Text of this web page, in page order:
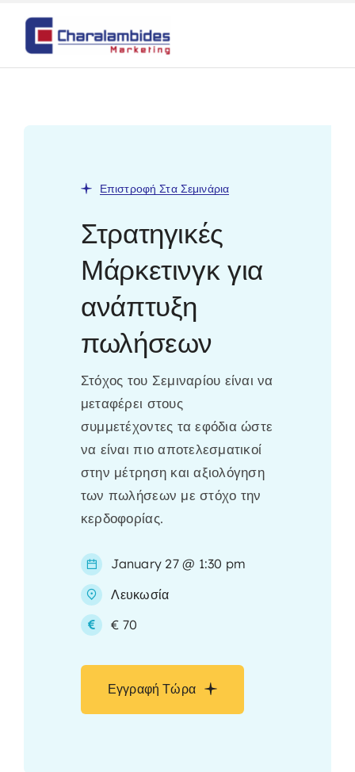
Επιστροφή Στα Σεμινάρια
Στρατηγικές
Μάρκετινγκ για
ανάπτυξη
πωλήσεων
Στόχος του Σεμιναρίου είναι να
μεταφέρει στους
συμμετέχοντες τα εφόδια ώστε
να είναι πιο αποτελεσματικοί
στην μέτρηση και αξιολόγηση
των πωλήσεων με στόχο την
κερδοφορίας.
January 27 @ 1:30 pm
Λευκωσία
€ 70
Εγγραφή Τώρα